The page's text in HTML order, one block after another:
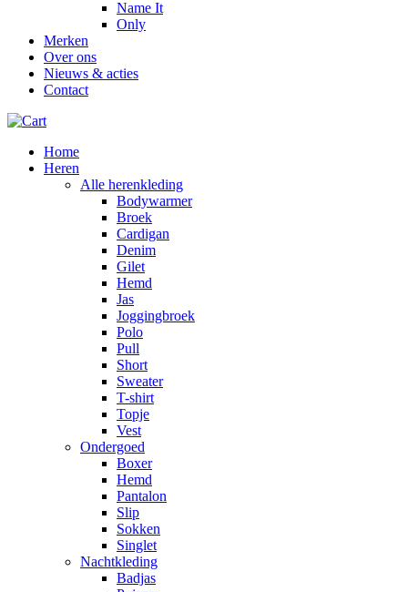
Name It
Only
Merken
Over ons
Nieuws & acties
Contact
Home
Heren
Alle herenkleding
Bodywarmer
Broek
Cardigan
Denim
Gilet
Hemd
Jas
Joggingbroek
Polo
Pull
Short
Sweater
T-shirt
Topje
Vest
Ondergoed
Boxer
Hemd
Pantalon
Slip
Sokken
Singlet
Nachtkleding
Badjas